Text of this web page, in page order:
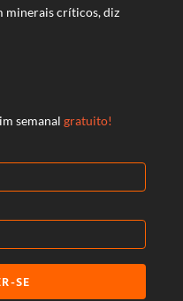
minerais críticos, diz
semanal gratuito!
SE